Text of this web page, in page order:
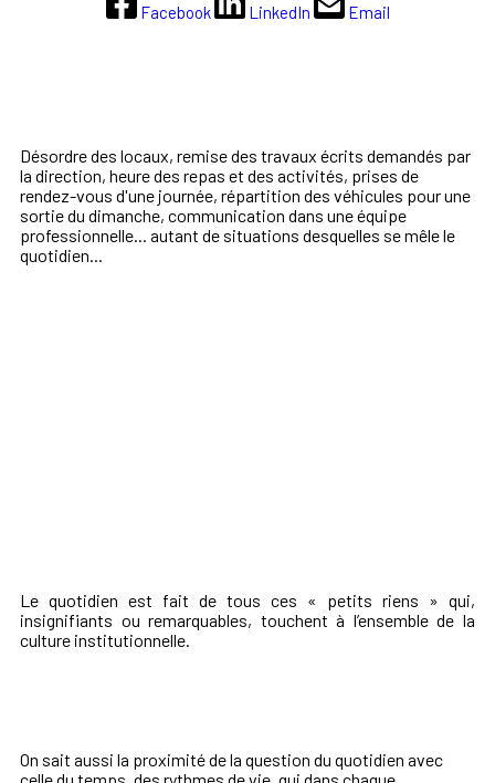
Désordre des locaux, remise des travaux écrits demandés par
la direction, heure des repas et des activités, prises de
rendez-vous d'une journée, répartition des véhicules pour une
sortie du dimanche, communication dans une équipe
professionnelle... autant de situations desquelles se mêlele
quotidien...
Le quotidien est fait de tous ces « petits riens » qui,
insignifiants ou remarquables, touchent à l’ensemble de la
culture institutionnelle.
On sait aussi la proximité de la question du quotidien avec
Facebook
LinkedIn Email